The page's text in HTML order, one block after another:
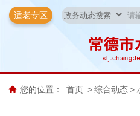
适老专区
您的位置： 首页 > 综合动态 >